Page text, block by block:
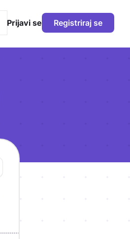
Prijavi se Registriraj se